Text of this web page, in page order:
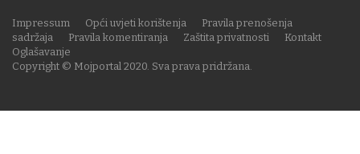
Copyright © Mojportal 2020. Sva prava pridržana.
Impressum Opći uvjeti korištenja
Pravila prenošenja
sadržaja
Pravila komentiranja Zaštita privatnosti
Kontakt
Oglašavanje